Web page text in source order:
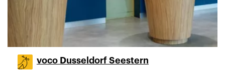
voco Dusseldorf Seestern